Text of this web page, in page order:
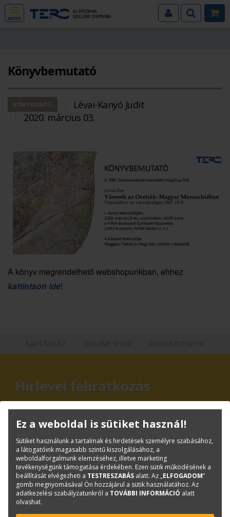
MENÜ
Könyvbemutató
KÖNYVKIADÓ
Lévai-Kanyó Judit
2020. március 03.
A könyv megrendelhető webshopunkban, ehhez
kattintson ide!
Hírlevél feliratkozás
TOVÁBB
Leiratkozás
Ez a weboldal is sütiket használ!
Sütiket használunk a tartalmak és hirdetések személyre szabásához,
a látogatóink magasabb szintű kiszolgálásához, a
weboldalforgalmunk elemzéséhez, illetve marketing
tevékenységünk támogatása érdekében. Ezen sütik működésének a
beállítását elvégezheti a TESTRESZABÁS alatt. Az „ELFOGADOM”
gomb megnyomásával Ön hozzájárul a sütik használatához. Az
adatkezelési szabályzatunkról a TOVÁBBI INFORMÁCIÓ alatt
olvashat.